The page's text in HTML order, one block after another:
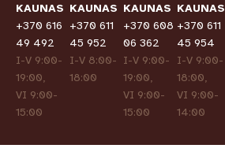
KAUNAS
+370 616
49 492
I-V 9:00-
19:00,
VI 9:00-
15:00
KAUNAS
+370 611
45 952
I-V 8:00-
18:00
KAUNAS
+370 608
06 362
I-V 9:00-
19:00,
VI 9:00-
15:00
KAUNAS
+370 611
45 954
I-V 9:00-
18:00,
VI 9:00-
14:00